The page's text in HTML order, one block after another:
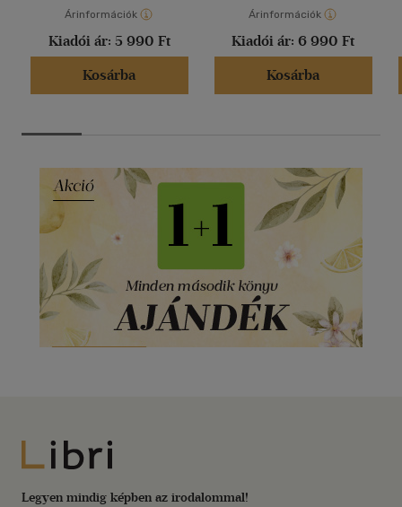
Árinformációk
Kiadói ár: 5 990 Ft
Kosárba
Árinformációk
Kiadói ár: 6 990 Ft
Kosárba
Libri
Legyen mindig képben az irodalommal!